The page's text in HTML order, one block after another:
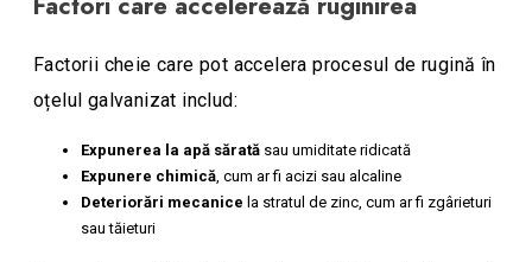
Factorii cheie care pot accelera procesul de rugină în
oțelul galvanizat includ:
Expunerea la apă sărată sau umiditate ridicată
Expunere chimică, cum ar fi acizi sau alcaline
Deteriorări mecanice la stratul de zinc, cum ar fi zgârieturi
sau tăieturi